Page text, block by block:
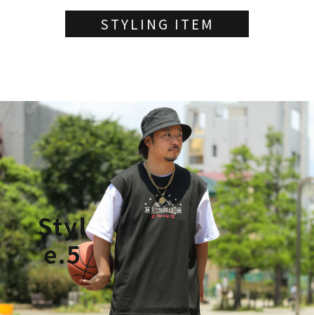
XL
XXL
XXXL
30inc
32inc
34inc
36inc
38inc
tune 絞り込んで検索する
STYLING ITEM
Styl
e.5